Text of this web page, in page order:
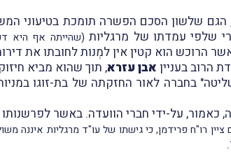
שלשון הסכם הפשרה תומכת בטיעוני
שלפי עמדתו של מרגליות (שהייתה אף היא
הוא קטין אין למְנות לחובתו את
הרוב בעניין אבן עזרא, תוך שהוא מביא
בחברה לאור החזקתה של בת-זוגו
ציין רו"ח פרידמן, כי גישתו של עו"ד מרגליות איננה